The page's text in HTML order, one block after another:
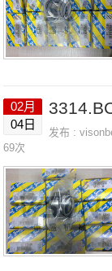
02月
04日
发布 :
69次